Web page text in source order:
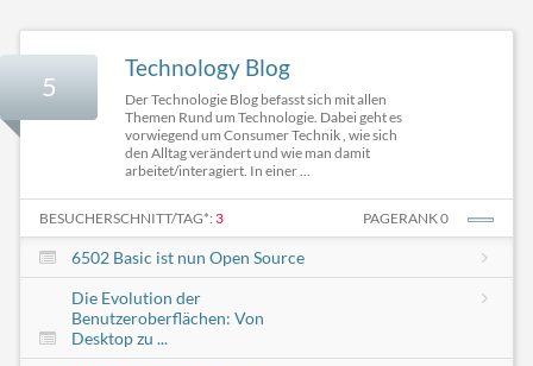
5
Technology Blog
Der Technologie Blog befasst sich mit allen
Themen Rund um Technologie. Dabei geht es
vorwiegend um Consumer Technik , wie sich
den Alltag verändert und wie man damit
arbeitet/interagiert. In einer ...
BESUCHERSCHNITT/TAG*: 3 PAGERANK 0
6502 Basic ist nun Open Source
Die Evolution der
Benutzeroberflächen: Von
Desktop zu ...